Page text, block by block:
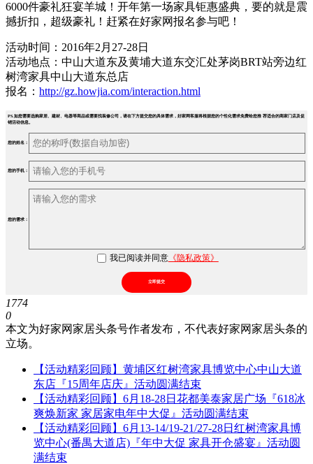
6000件豪礼狂宴羊城！开年第一场家具钜惠盛典，要的就是震
撼折扣，超级豪礼！赶紧在好家网报名参与吧！
活动时间：2016年2月27-28日
活动地点：中山大道东及黄埔大道东交汇处茅岗BRT站旁边红
树湾家具中山大道东总店
报名： http://gz.howjia.com/interaction.html
PS.如您需要选购家居、建材、电器等商品或需要找装修公司，请在下方提交您的具体需求，好家网客服将根据您的个性化需求免费给您推 荐适合的商家门店及促
销活动信息。
您的姓名：
您的手机：
您的需求：
我已阅读并同意《隐私政策》
立即提交
1774
0
本文为好家网家居头条号作者发布，不代表好家网家居头条的
立场。
【活动精彩回顾】黄埔区红树湾家具博览中心中山大道
东店『15周年店庆』活动圆满结束
【活动精彩回顾】6月18-28日花都美泰家居广场『618冰
爽焕新家 家居家电年中大促』活动圆满结束
【活动精彩回顾】6月13-14/19-21/27-28日红树湾家具博
览中心(番禺大道店)『年中大促 家具开仓盛宴』活动圆
满结束